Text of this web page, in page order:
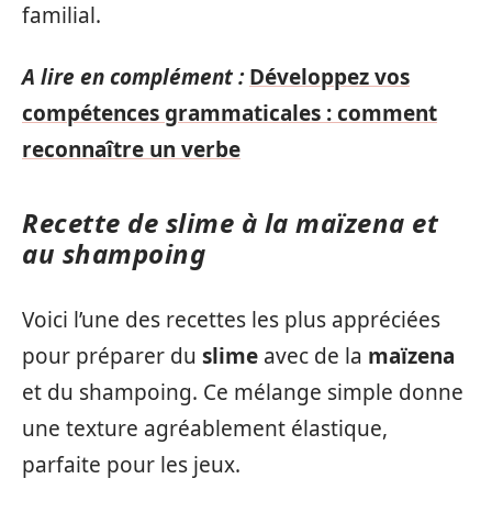
familial.
A lire en complément : Développez vos
compétences grammaticales : comment
reconnaître un verbe
Recette de slime à la maïzena et
au shampoing
Voici l’une des recettes les plus appréciées
pour préparer du slime avec de la maïzena
et du shampoing. Ce mélange simple donne
une texture agréablement élastique,
parfaite pour les jeux.